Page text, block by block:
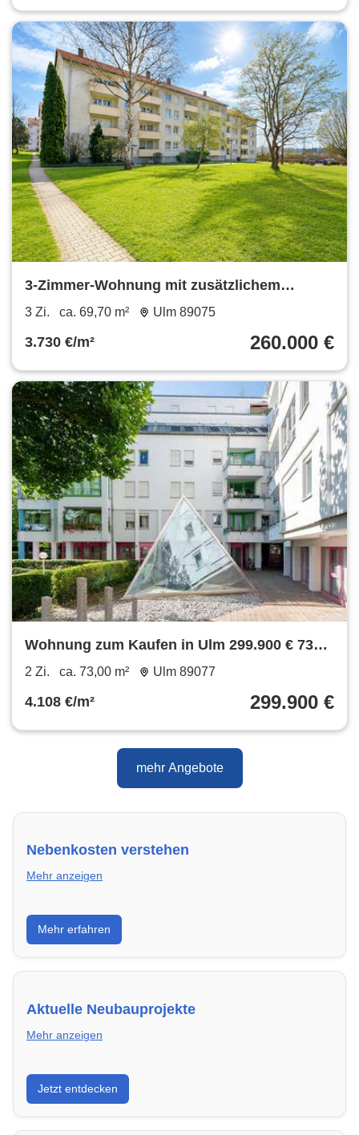
3-Zimmer-Wohnung mit zusätzlichem
ausgebautem Zimmer im Dachgeschoss
3 Zi. ca. 69,70 m² Ulm 89075
3.730 €/m² 260.000 €
Wohnung zum Kaufen in Ulm 299.900 € 73
m²
2 Zi. ca. 73,00 m² Ulm 89077
4.108 €/m² 299.900 €
mehr Angebote
Nebenkosten verstehen
Mehr anzeigen
Erfahre, welche Nebenkosten rechtmäßig sind und
wie du deine monatliche Belastung optimieren
kannst.
Mehr erfahren
Aktuelle Neubauprojekte
Mehr anzeigen
Entdecke Neubauprojekte in Ulm – modern,
energieeffizient und sofort bezugsfertig.
Jetzt entdecken